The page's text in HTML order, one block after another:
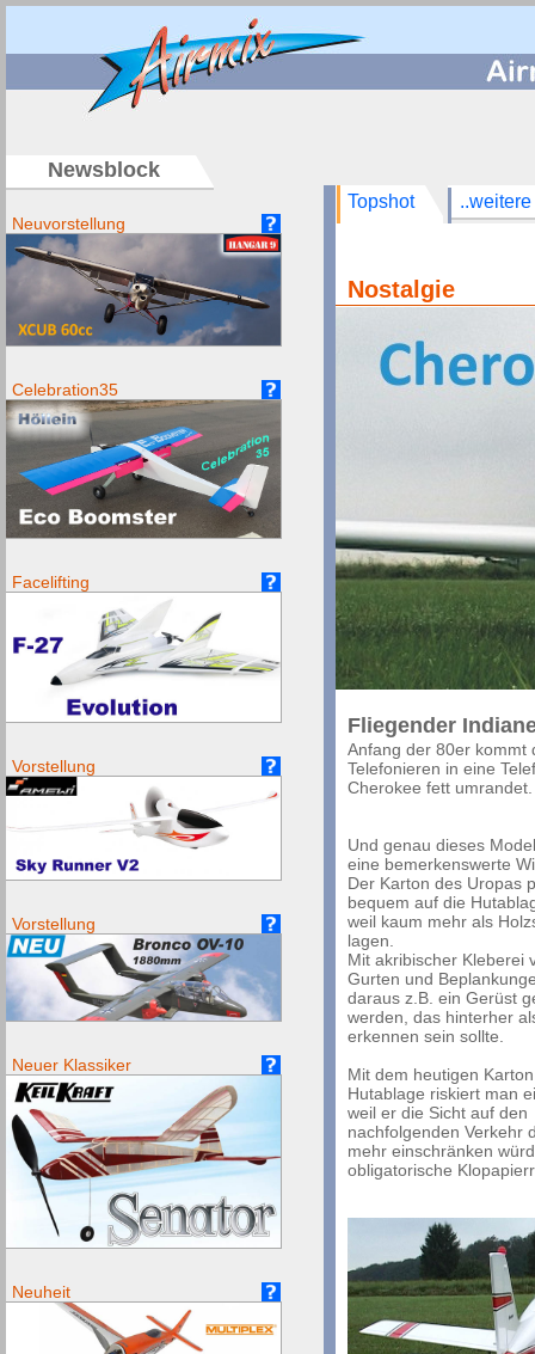
Newsblock
Neuvorstellung
Celebration35
Facelifting
Vorstellung
Vorstellung
Neuer Klassiker
Neuheit
Topshot ..weitere
Nostalgie
Fliegender
Anfang der 80er kommt
Telefonieren in eine
Cherokee fett umrandet.
Und genau dieses
eine bemerkenswerte
Der Karton des Uropas
bequem auf die
weil kaum mehr als
lagen.
Mit akribischer Kleberei
Gurten und
daraus z.B. ein Gerüst
werden, das hinterher
erkennen sein sollte.
Mit dem heutigen
Hutablage riskiert man
weil er die Sicht auf den
nachfolgenden Verkehr
mehr einschränken
obligatorische